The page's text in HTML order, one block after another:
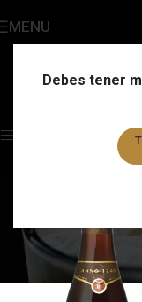
Debes tener
MENU